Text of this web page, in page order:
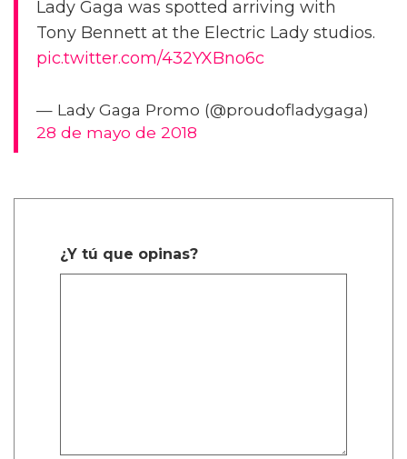
Lady Gaga was spotted arriving with
Tony Bennett at the Electric Lady studios.
pic.twitter.com/432YXBno6c
— Lady Gaga Promo (@proudofladygaga)
28 de mayo de 2018
¿Y tú que opinas?